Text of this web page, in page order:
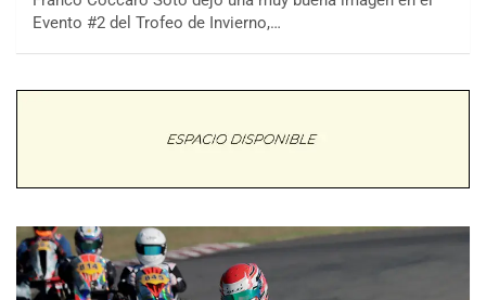
Evento #2 del Trofeo de Invierno,…